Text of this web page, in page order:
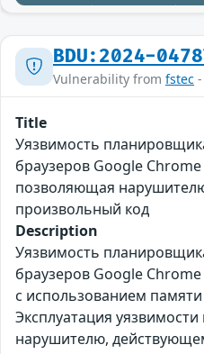
BDU:2024-
Vulnerability from fstec
Title
Уязвимость
браузеров Google
позволяющая
произвольный код
Description
Уязвимость
браузеров Google
с использованием
Эксплуатация
нарушителю,